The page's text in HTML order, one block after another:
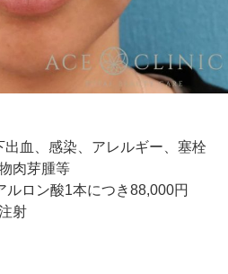
出血、感染、アレルギー、塞栓
肉芽腫等
ルロン酸1本につき88,000円
射